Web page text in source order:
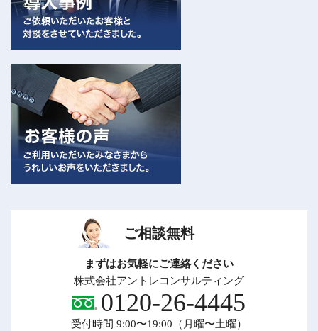
ご相談無料
まずはお気軽にご連絡ください
株式会社アントレコンサルティング
0120-26-4445
受付時間 9:00〜19:00（月曜〜土曜）